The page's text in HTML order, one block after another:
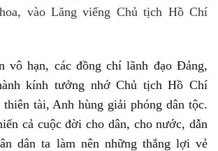
vào Lăng viếng Chủ tịch Hồ Chí
vô hạn, các đồng chí lãnh đạo Đảng,
kính tưởng nhớ Chủ tịch Hồ Chí
tài, Anh hùng giải phóng dân tộc.
cả cuộc đời cho dân, cho nước, dẫn
dân ta làm nên những thắng lợi vẻ